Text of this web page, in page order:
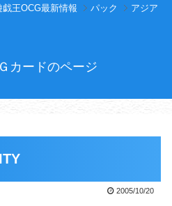
戯王OCG最新情報 パック
アジア
カードのページ
2005/10/20